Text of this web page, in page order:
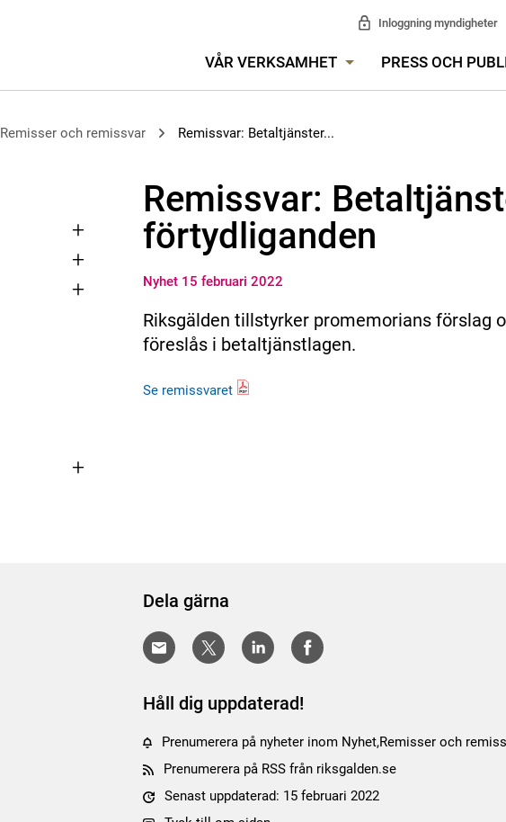
Inloggning myndigheter
VÅR VERKSAMHET PRESS OCH
Remisser och remissvar Remissvar: Betaltjänster...
Remissvar:
förtydliganden
Nyhet 15 februari 2022
Riksgälden tillstyrker promemorians förslag
föreslås i betaltjänstlagen.
Se remissvaret
Dela gärna
Håll dig uppdaterad!
Prenumerera på nyheter inom Nyhet,Remisser och
Prenumerera på RSS från riksgalden.se
Senast uppdaterad: 15 februari 2022